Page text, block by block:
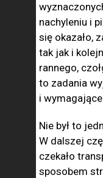
nachyleniu i
się okazało,
tak jak i
rannego,
to zadania
i
Nie był to
W dalszej
czekało
sposobem